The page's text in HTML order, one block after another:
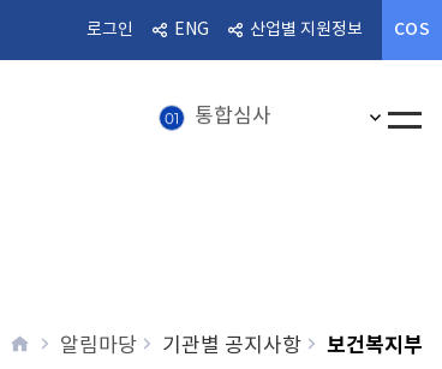
로그인 ENG 산업별 지원정보 COS
08 알림마당
02 혁신의료기기 인기
전체
home알림마당 기관별 공지사항 보건복지부